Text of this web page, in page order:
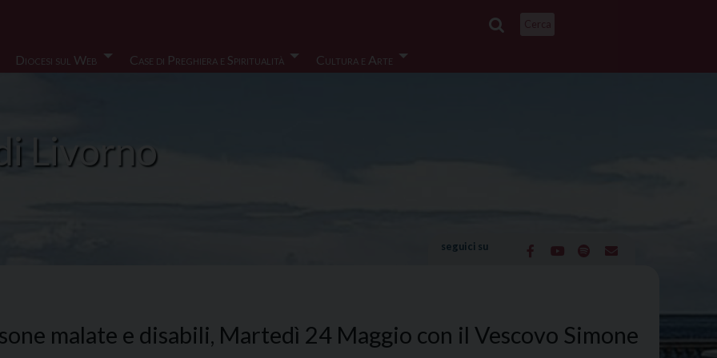
Diocesi sul Web Case di Preghiera e Spiritualità Cultura e Arte
Livorno
seguici su
malate e disabili, Martedì 24 Maggio con il Vescovo Simone